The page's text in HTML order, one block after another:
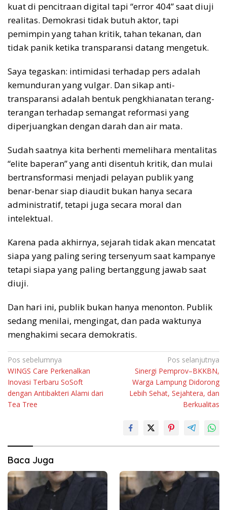
kuat di pencitraan digital tapi “error 404” saat diuji
realitas. Demokrasi tidak butuh aktor, tapi
pemimpin yang tahan kritik, tahan tekanan, dan
tidak panik ketika transparansi datang mengetuk.
Saya tegaskan: intimidasi terhadap pers adalah
kemunduran yang vulgar. Dan sikap anti-
transparansi adalah bentuk pengkhianatan terang-
terangan terhadap semangat reformasi yang
diperjuangkan dengan darah dan air mata.
Sudah saatnya kita berhenti memelihara mentalitas
“elite baperan” yang anti disentuh kritik, dan mulai
bertransformasi menjadi pelayan publik yang
benar-benar siap diaudit bukan hanya secara
administratif, tetapi juga secara moral dan
intelektual.
Karena pada akhirnya, sejarah tidak akan mencatat
siapa yang paling sering tersenyum saat kampanye
tetapi siapa yang paling bertanggung jawab saat
diuji.
Dan hari ini, publik bukan hanya menonton. Publik
sedang menilai, mengingat, dan pada waktunya
menghakimi secara demokratis.
Navigasi
pos
Pos sebelumnya
WINGS Care Perkenalkan
Inovasi Terbaru SoSoft
dengan Antibakteri Alami dari
Tea Tree
Pos selanjutnya
Sinergi Pemprov–BKKBN,
Warga Lampung Didorong
Lebih Sehat, Sejahtera, dan
Berkualitas
Baca Juga